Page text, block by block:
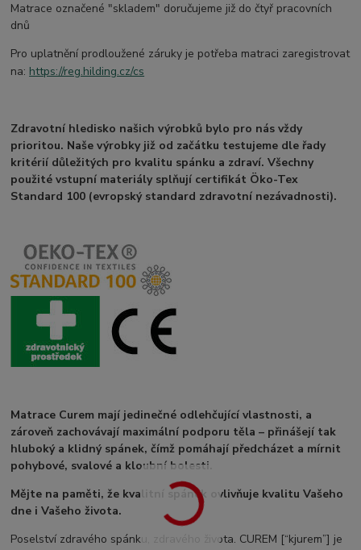
Matrace označené "skladem" doručujeme již do čtyř pracovních
dnů
Pro uplatnění prodloužené záruky je potřeba matraci zaregistrovat
na: https://reg.hilding.cz/cs
Zdravotní hledisko našich výrobků bylo pro nás vždy
prioritou. Naše výrobky již od začátku testujeme dle řady
kritérií důležitých pro kvalitu spánku a zdraví. Všechny
použité vstupní materiály splňují certifikát Öko-Tex
Standard 100 (evropský standard zdravotní nezávadnosti).
Matrace Curem mají jedinečné odlehčující vlastnosti, a
zároveň zachovávají maximální podporu těla – přinášejí tak
hluboký a klidný spánek, čímž pomáhají předcházet a mírnit
pohybové, svalové a kloubní bolesti.
Mějte na paměti, že kvalitní spánek ovlivňuje kvalitu Vašeho
dne i Vašeho života.
Poselství zdravého spánku, zdravého života. CUREM [“kjurem”] je